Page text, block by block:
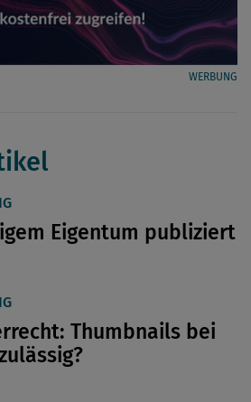
WERBUNG
Eigentum publiziert
Thumbnails bei